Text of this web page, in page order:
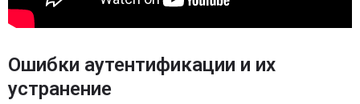
Ошибки аутентификации и их
устранение